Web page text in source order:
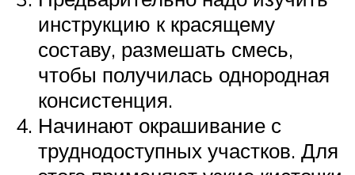
инструкцию к красящему
составу, размешать смесь,
чтобы получилась однородная
консистенция.
Начинают окрашивание с
труднодоступных участков. Для